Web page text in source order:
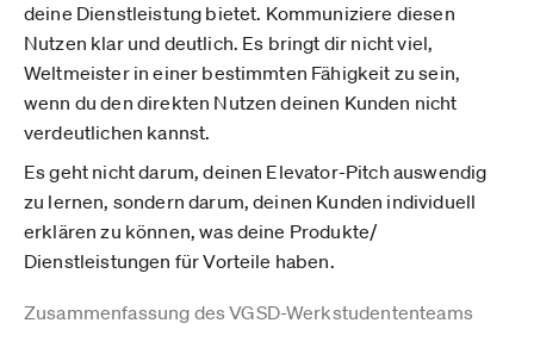
deine Dienstleistung bietet. Kommuniziere diesen
Nutzen klar und deutlich. Es bringt dir nicht viel,
Weltmeister in einer bestimmten Fähigkeit zu sein,
wenn du den direkten Nutzen deinen Kunden nicht
verdeutlichen kannst.
Es geht nicht darum, deinen Elevator-Pitch auswendig
zu lernen, sondern darum, deinen Kunden individuell
erklären zu können, was deine Produkte/
Dienstleistungen für Vorteile haben.
Zusammenfassung des VGSD-Werkstudententeams